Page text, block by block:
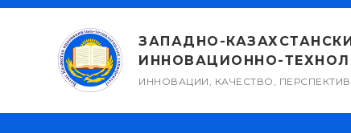
Перейти
содержимому
ЗАПАДНО-
ИННОВАЦИОННО-
ИННОВАЦИИ, КАЧЕСТВО,